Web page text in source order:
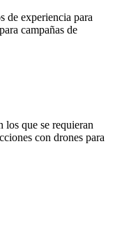
de experiencia para
campañas de
los que se requieran
con drones para